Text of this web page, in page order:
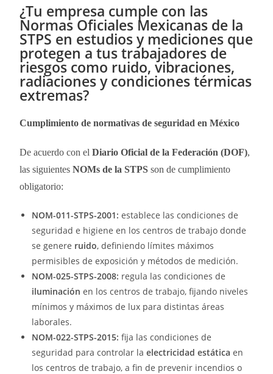
¿Tu empresa cumple con las
Normas Oficiales Mexicanas de la
STPS en estudios y mediciones que
protegen a tus trabajadores de
riesgos como ruido, vibraciones,
radiaciones y condiciones térmicas
extremas?
Cumplimiento de normativas de seguridad en México
De acuerdo con elDiario Oficial de la Federación (DOF),
las siguientesNOMs de la STPS son de cumplimiento
obligatorio:
NOM-011-STPS-2001: establece las condiciones de
seguridad e higiene en los centros de trabajo donde
se genere ruido, definiendo límites máximos
permisibles de exposición y métodos de medición.
NOM-025-STPS-2008: regula las condiciones de
iluminación en los centros de trabajo, fijando niveles
mínimos y máximos de lux para distintas áreas
laborales.
NOM-022-STPS-2015: fija las condiciones de
seguridad para controlar laelectricidad estática en
los centros de trabajo, a fin de prevenir incendios o